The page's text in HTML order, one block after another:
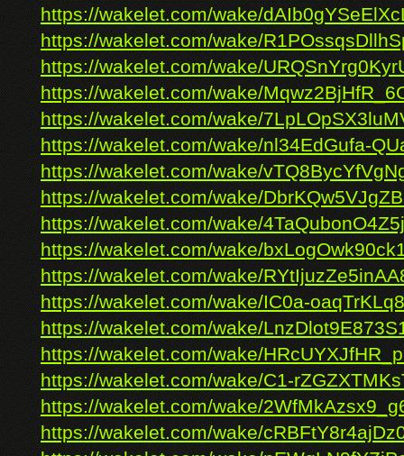
https://wakelet.com/wake/
https://wakelet.com/wake/
https://wakelet.com/wake/
https://wakelet.com/wake/
https://wakelet.com/wake/
https://wakelet.com/wake/nl34EdGufa-
https://wakelet.com/wake/
https://wakelet.com/wake/
https://wakelet.com/wake/
https://wakelet.com/wake/
https://wakelet.com/wake/
https://wakelet.com/wake/IC0a-
https://wakelet.com/wake/
https://wakelet.com/wake/
https://wakelet.com/wake/C1-
https://wakelet.com/wake/
https://wakelet.com/wake/